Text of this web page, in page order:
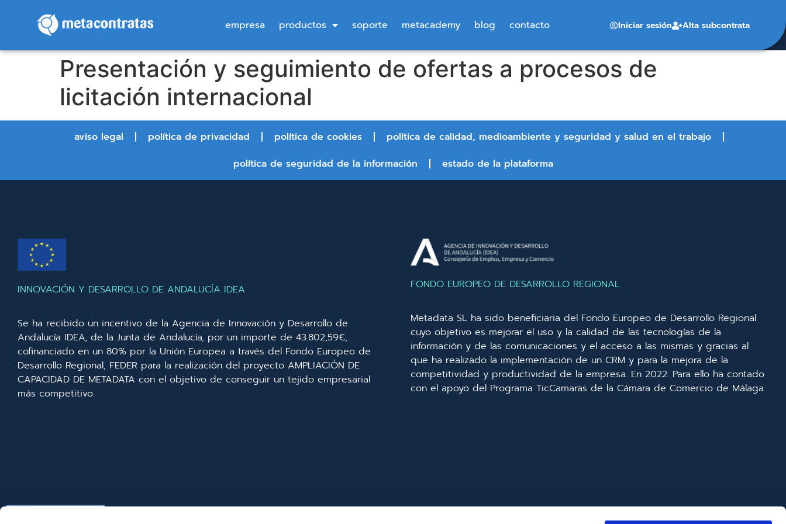
empresa productos soporte metacademy blog contacto Iniciar sesión Alta subcontrata
Presentación y seguimiento de ofertas a procesos de
licitación internacional
aviso legal política de privacidad política de cookies
política de calidad, medioambiente y seguridad y salud en el trabajo
política de seguridad de la información
estado de la plataforma
INNOVACIÓN Y DESARROLLO DE ANDALUCÍA IDEA
Se ha recibido un incentivo de la Agencia de Innovación y Desarrollo de
Andalucía IDEA, de la Junta de Andalucía, por un importe de 43.802,59€,
cofinanciado en un 80% por la Unión Europea a través del Fondo Europeo de
Desarrollo Regional, FEDER para la realización del proyecto AMPLIACIÓN DE
CAPACIDAD DE METADATA con el objetivo de conseguir un tejido empresarial
más competitivo.
FONDO EUROPEO DE DESARROLLO REGIONAL
Metadata SL ha sido beneficiaria del Fondo Europeo de Desarrollo Regional
cuyo objetivo es mejorar el uso y la calidad de las tecnologías de la
información y de las comunicaciones y el acceso a las mismas y gracias al
que ha realizado la implementación de un CRM y para la mejora de la
competitividad y productividad de la empresa. En 2022. Para ello ha contado
con el apoyo del Programa TicCamaras de la Cámara de Comercio de Málaga.